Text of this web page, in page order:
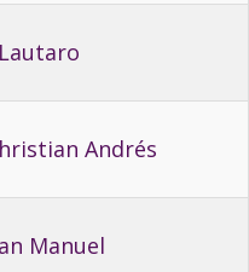
Andrés
Manuel